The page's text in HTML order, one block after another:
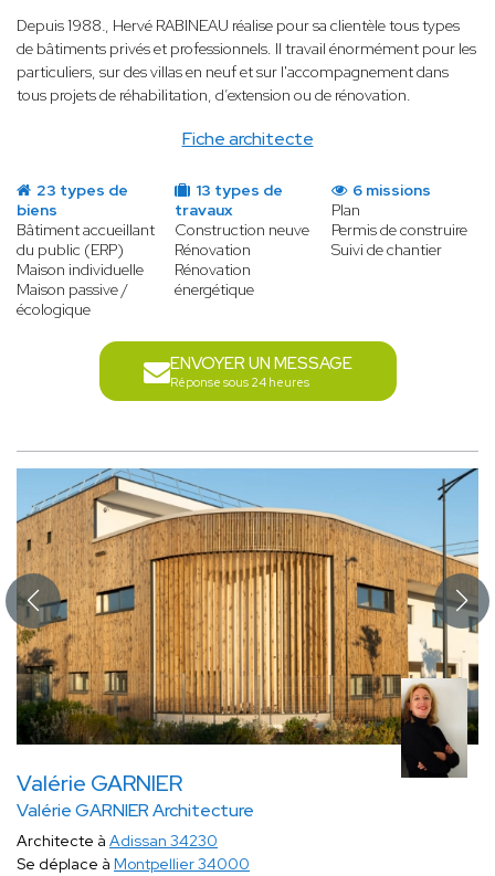
Fiche architecte
Depuis 1988., Hervé RABINEAU réalise pour sa clientèle tous types
de bâtiments privés et professionnels. Il travail énormément pour les
particuliers, sur des villas en neuf et sur l'accompagnement dans
tous projets de réhabilitation, d’extension ou de rénovation.
23 types de
biens
Bâtiment accueillant
du public (ERP)
Maison individuelle
Maison passive /
écologique
13 types de
travaux
Construction neuve
Rénovation
Rénovation
énergétique
6 missions
Plan
Permis de construire
Suivi de chantier
ENVOYER UN MESSAGE
Réponse sous 24 heures
Valérie GARNIER
Valérie GARNIER Architecture
Architecte à Adissan 34230
Se déplace à Montpellier 34000